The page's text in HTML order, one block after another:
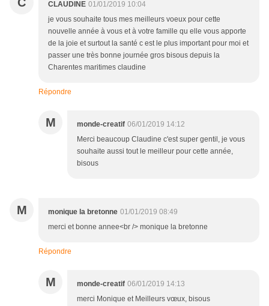
CLAUDINE 01/01/2019 10:04
je vous souhaite tous mes meilleurs voeux pour cette
nouvelle année à vous et à votre famille qu elle vous apporte
de la joie et surtout la santé c est le plus important pour moi et
passer une très bonne journée gros bisous depuis la
Charentes maritimes claudine
Répondre
M monde-creatif 06/01/2019 14:12
Merci beaucoup Claudine c'est super gentil, je vous
souhaite aussi tout le meilleur pour cette année,
bisous
M monique la bretonne 01/01/2019 08:49
merci et bonne annee<br /> monique la bretonne
Répondre
M monde-creatif 06/01/2019 14:13
merci Monique et Meilleurs vœux, bisous